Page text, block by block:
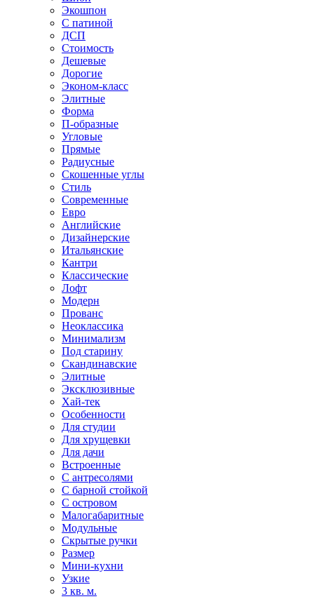
Экошпон
С патиной
ДСП
Стоимость
Дешевые
Дорогие
Эконом-класс
Элитные
Форма
П-образные
Угловые
Прямые
Радиусные
Скошенные углы
Стиль
Современные
Евро
Английские
Дизайнерские
Итальянские
Кантри
Классические
Лофт
Модерн
Прованс
Неоклассика
Минимализм
Под старину
Скандинавские
Элитные
Эксклюзивные
Хай-тек
Особенности
Для студии
Для хрущевки
Для дачи
Встроенные
С антресолями
С барной стойкой
С островом
Малогабаритные
Модульные
Скрытые ручки
Размер
Мини-кухни
Узкие
3 кв. м.